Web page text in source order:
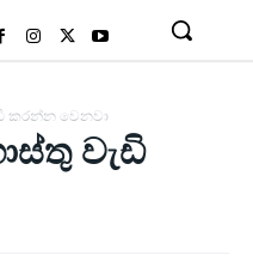
කරන්න වෙනවා
වැඩි